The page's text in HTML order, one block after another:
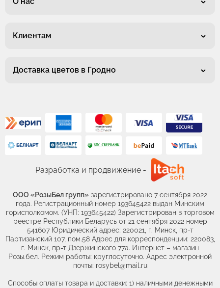
Клиентам
Доставка цветов в Гродно
Разработка и продвижение -
ООО «РозыБел групп» зарегистрировано 7 сентября 2022
года. Регистрационный номер 193645422 выдан Минским
горисполкомом. (УНП: 193645422) Зарегистрирован в торговом
реестре Республики Беларусь от 21 сентября 2022 номер
541607 Юридический адрес: 220021, г. Минск, пр-т
Партизанский 107, пом.58 Адрес для корреспонденции: 220083,
г. Минск, пр-т Дзержинского 77а. Интернет – магазин
Розы.бел. Режим работы: круглосуточно. Адрес электронной
почты: rosybel@mail.ru
Способы оплаты товара и доставки: 1) наличными денежными